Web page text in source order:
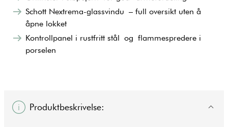
Schott Nextrema-glassvindu – full oversikt uten å
åpne lokket
Kontrollpanel i rustfritt stål og flammespredere i
porselen
Produktbeskrivelse: